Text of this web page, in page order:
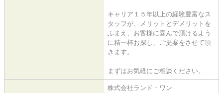
キャリア１５年以上の経験豊富なス
タッフが、メリットとデメリットを
ふまえ、お客様に喜んで頂けるよう
に精一杯お探し、ご提案をさせて頂
きます。
まずはお気軽にご相談ください。
株式会社ランド・ワン